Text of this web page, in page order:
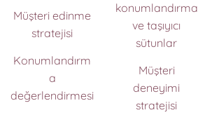
Müşteri edinme
stratejisi
Konumlandırm
a
değerlendirmesi
konumlandırma
ve taşıyıcı
sütunlar
Müşteri
deneyimi
stratejisi